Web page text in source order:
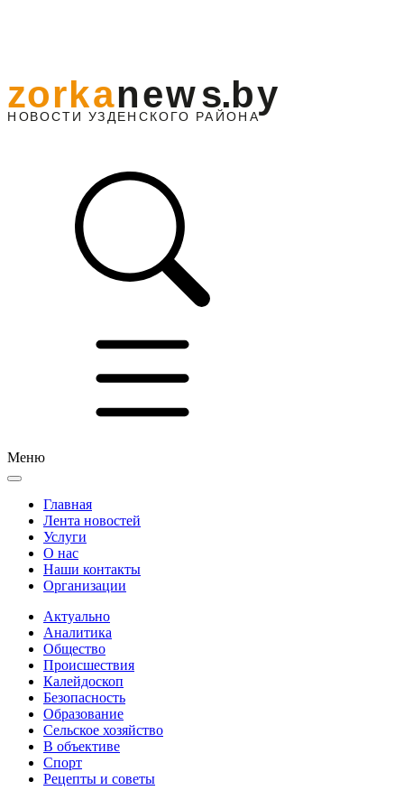
Меню
Главная
Лента новостей
Услуги
О нас
Наши контакты
Организации
Актуально
Аналитика
Общество
Происшествия
Калейдоскоп
Безопасность
Образование
Сельское хозяйство
В объективе
Спорт
Рецепты и советы